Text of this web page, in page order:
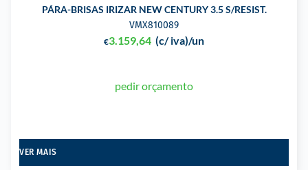
PÁRA-BRISAS IRIZAR NEW CENTURY 3.5 S/RESIST.
VMX810089
€3.159,64 (c/ iva)/un
pedir orçamento
VER MAIS